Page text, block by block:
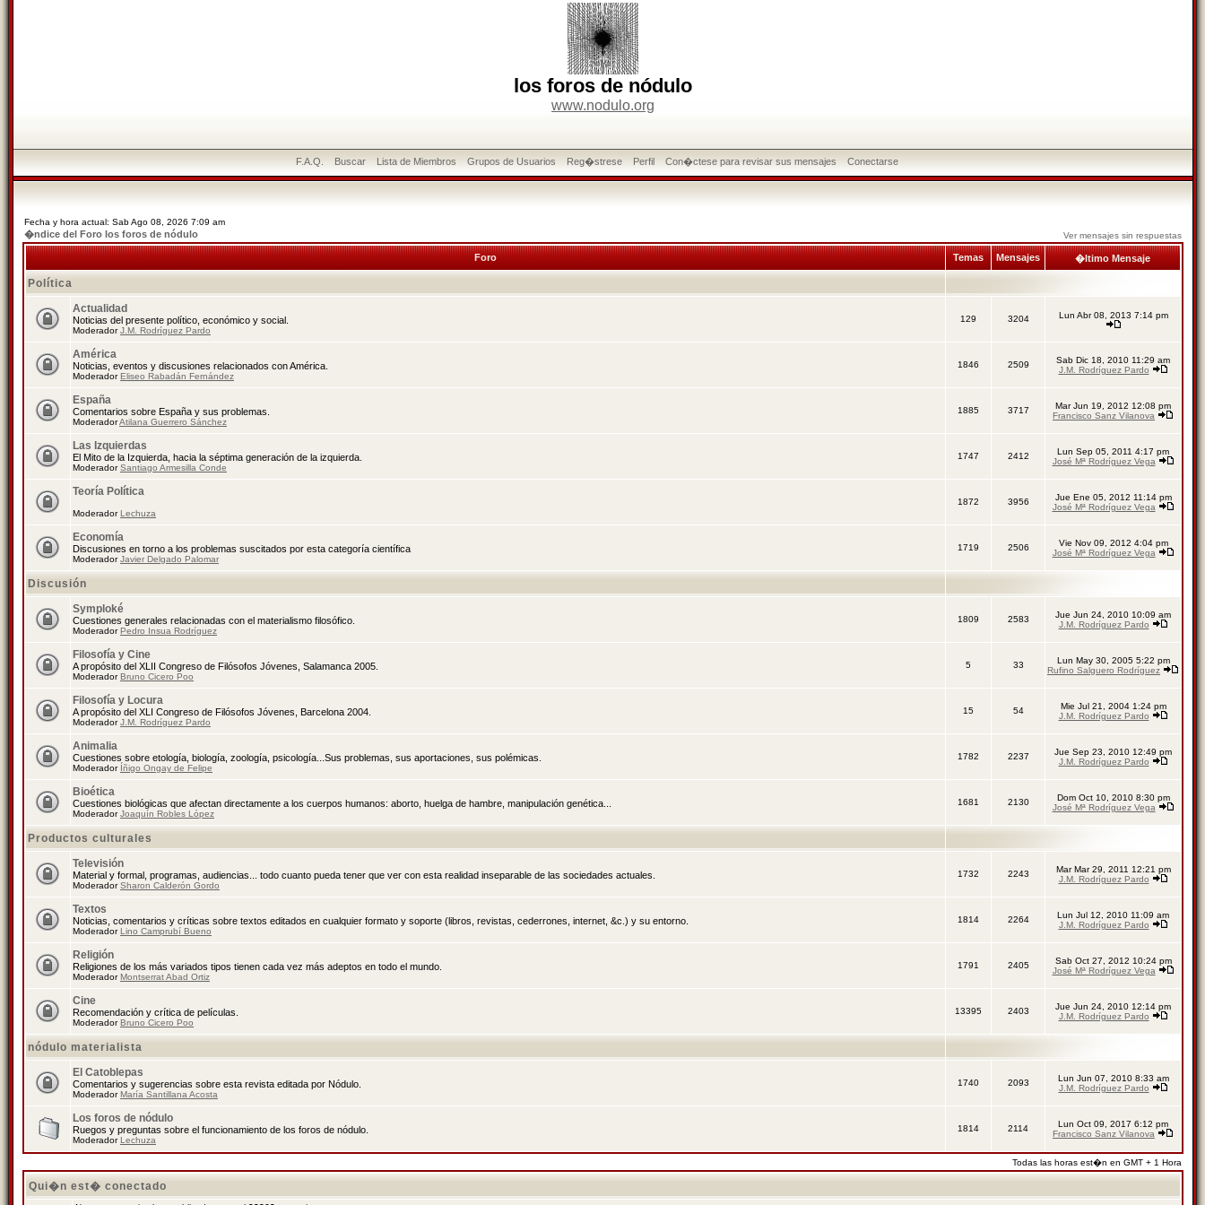
los foros de nódulo
www.nodulo.org
F.A.Q. Buscar Lista de Miembros Grupos de Usuarios Reg�strese Perfil Con�ctese para revisar sus mensajes Conectarse
Fecha y hora actual: Sab Ago 08, 2026 7:09 am
�ndice del Foro los foros de nódulo Ver mensajes sin respuestas
Foro Temas Mensajes �ltimo Mensaje
Política
Actualidad
Noticias del presente político, económico y social.
ModeradorJ.M. Rodríguez Pardo
129 3204 Lun Abr 08, 2013 7:14 pm
América
Noticias, eventos y discusiones relacionados con América.
ModeradorEliseo Rabadán Fernández
1846 2509
Sab Dic 18, 2010 11:29 am
J.M. Rodríguez Pardo
España
Comentarios sobre España y sus problemas.
ModeradorAtilana Guerrero Sánchez
1885 3717
Mar Jun 19, 2012 12:08 pm
Francisco Sanz Vilanova
Las Izquierdas
El Mito de la Izquierda, hacia la séptima generación de la izquierda.
ModeradorSantiago Armesilla Conde
1747 2412
Lun Sep 05, 2011 4:17 pm
José Mª Rodríguez Vega
Teoría Política
ModeradorLechuza
1872 3956
Jue Ene 05, 2012 11:14 pm
José Mª Rodríguez Vega
Economía
Discusiones en torno a los problemas suscitados por esta categoría científica
ModeradorJavier Delgado Palomar
1719 2506
Vie Nov 09, 2012 4:04 pm
José Mª Rodríguez Vega
Discusión
Symploké
Cuestiones generales relacionadas con el materialismo filosófico.
ModeradorPedro Insua Rodríguez
1809 2583
Jue Jun 24, 2010 10:09 am
J.M. Rodríguez Pardo
Filosofía y Cine
A propósito del XLII Congreso de Filósofos Jóvenes, Salamanca 2005.
ModeradorBruno Cicero Poo
5 33
Lun May 30, 2005 5:22 pm
Rufino Salguero Rodríguez
Filosofía y Locura
A propósito del XLI Congreso de Filósofos Jóvenes, Barcelona 2004.
ModeradorJ.M. Rodríguez Pardo
15 54
Mie Jul 21, 2004 1:24 pm
J.M. Rodríguez Pardo
Animalia
Cuestiones sobre etología, biología, zoología, psicología...Sus problemas, sus aportaciones, sus polémicas.
Moderador Íñigo Ongay de Felipe
1782 2237
Jue Sep 23, 2010 12:49 pm
J.M. Rodríguez Pardo
Bioética
Cuestiones biológicas que afectan directamente a los cuerpos humanos: aborto, huelga de hambre, manipulación genética...
ModeradorJoaquín Robles López
1681 2130
Dom Oct 10, 2010 8:30 pm
José Mª Rodríguez Vega
Productos culturales
Televisión
Material y formal, programas, audiencias... todo cuanto pueda tener que ver con esta realidad inseparable de las sociedades actuales.
ModeradorSharon Calderón Gordo
1732 2243
Mar Mar 29, 2011 12:21 pm
J.M. Rodríguez Pardo
Textos
Noticias, comentarios y críticas sobre textos editados en cualquier formato y soporte (libros, revistas, cederrones, internet, &c.) y su entorno.
ModeradorLino Camprubí Bueno
1814 2264
Lun Jul 12, 2010 11:09 am
J.M. Rodríguez Pardo
Religión
Religiones de los más variados tipos tienen cada vez más adeptos en todo el mundo.
ModeradorMontserrat Abad Ortiz
1791 2405
Sab Oct 27, 2012 10:24 pm
José Mª Rodríguez Vega
Cine
Recomendación y crítica de películas.
ModeradorBruno Cicero Poo
13395 2403
Jue Jun 24, 2010 12:14 pm
J.M. Rodríguez Pardo
nódulo materialista
El Catoblepas
Comentarios y sugerencias sobre esta revista editada por Nódulo.
ModeradorMaría Santillana Acosta
1740 2093
Lun Jun 07, 2010 8:33 am
J.M. Rodríguez Pardo
Los foros de nódulo
Ruegos y preguntas sobre el funcionamiento de los foros de nódulo.
ModeradorLechuza
1814 2114
Lun Oct 09, 2017 6:12 pm
Francisco Sanz Vilanova
Todas las horas est�n en GMT + 1 Hora
Qui�n est� conectado